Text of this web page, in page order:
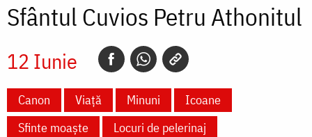
Sfântul Cuvios Petru Athonitul
12 Iunie
Canon Viață Minuni
Icoane
Sfinte moaște
Locuri de pelerinaj